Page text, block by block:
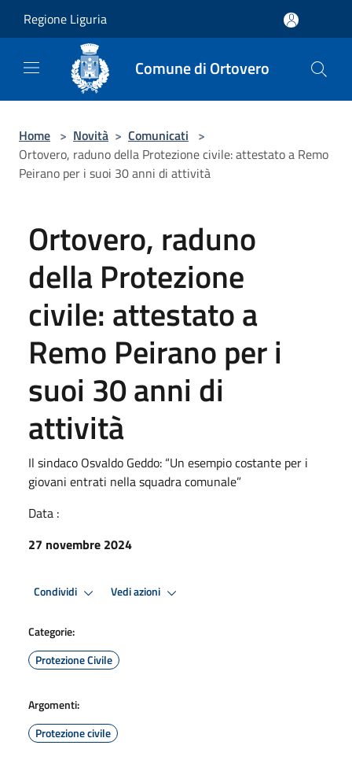
Regione Liguria
Comune di Ortovero
Home > Novità > Comunicati >
Ortovero, raduno della Protezione civile: attestato a Remo
Peirano per i suoi 30 anni di attività
Ortovero, raduno
della Protezione
civile: attestato a
Remo Peirano per i
suoi 30 anni di
attività
Il sindaco Osvaldo Geddo: “Un esempio costante per i
giovani entrati nella squadra comunale”
Data :
27 novembre 2024
Condividi Vedi azioni
Categorie:
Protezione Civile
Argomenti:
Protezione civile